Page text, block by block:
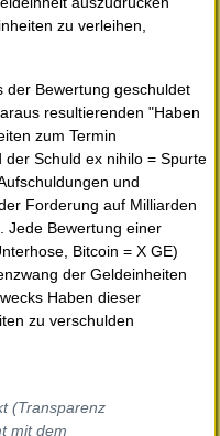
zu verleihen,
der Bewertung geschuldet
resultierenden "Haben
zum Termin
Schuld ex nihilo = Spurte
und
Forderung auf Milliarden
Jede Bewertung einer
Bitcoin = X GE)
der Geldeinheiten
Haben dieser
zu verschulden
(Transparenz
mit dem